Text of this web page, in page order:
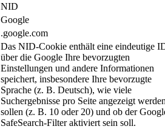
NID
Google
.google.com
Das NID-Cookie enthält eine eindeutige
über die Google Ihre bevorzugten
Einstellungen und andere Informationen
speichert, insbesondere Ihre bevorzugte
Sprache (z. B. Deutsch), wie viele
Suchergebnisse pro Seite angezeigt
sollen (z. B. 10 oder 20) und ob der
SafeSearch-Filter aktiviert sein soll.